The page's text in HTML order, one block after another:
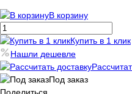
В корзину
Купить в 1 клик
Нашли дешевле
Под заказ